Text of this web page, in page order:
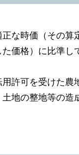
な時価（その算
価格）に比準し
許可を受けた農
地の整地等の造